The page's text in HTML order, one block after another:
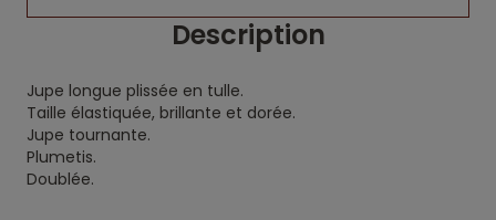
Description
Jupe longue plissée en tulle.
Taille élastiquée, brillante et dorée.
Jupe tournante.
Plumetis.
Doublée.